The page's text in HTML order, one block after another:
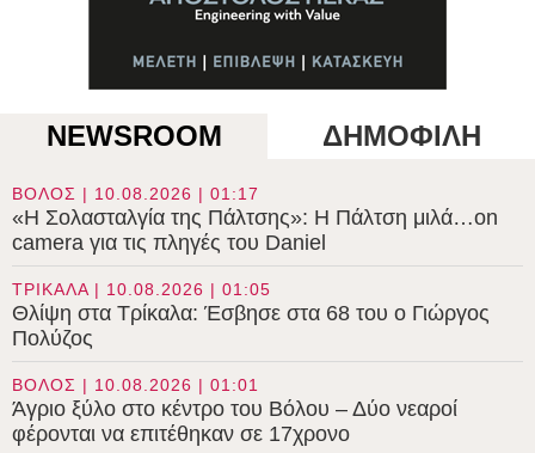
NEWSROOM ΔΗΜΟΦΙΛΗ
ΒΟΛΟΣ | 10.08.2026 | 01:17
«Η Σολασταλγία της Πάλτσης»: Η Πάλτση μιλά…on
camera για τις πληγές του Daniel
ΤΡΙΚΑΛΑ | 10.08.2026 | 01:05
Θλίψη στα Τρίκαλα: Έσβησε στα 68 του ο Γιώργος
Πολύζος
ΒΟΛΟΣ | 10.08.2026 | 01:01
Άγριο ξύλο στο κέντρο του Βόλου – Δύο νεαροί
φέρονται να επιτέθηκαν σε 17χρονο